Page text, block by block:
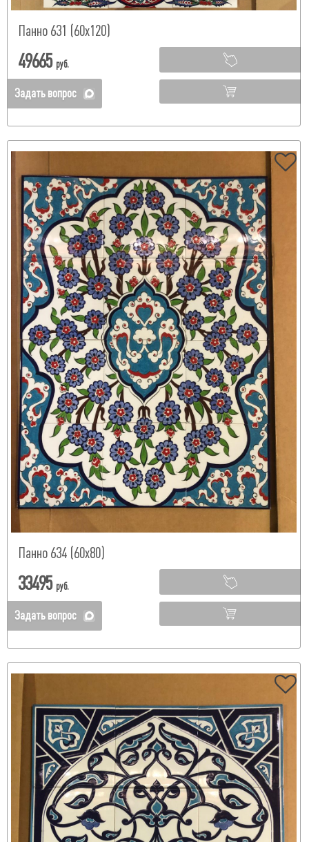
Панно 631 (60х120)
49665 руб.
Задать вопрос
Панно 634 (60х80)
33495 руб.
Задать вопрос